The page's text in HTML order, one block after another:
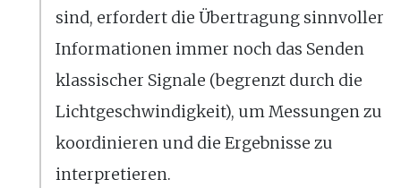
sind, erfordert die Übertragung sinnvoller
Informationen immer noch das Senden
klassischer Signale (begrenzt durch die
Lichtgeschwindigkeit), um Messungen zu
koordinieren und die Ergebnisse zu
interpretieren.